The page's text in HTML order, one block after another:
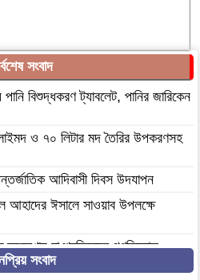
সংবাদ
বিশুদ্ধকরণ ট্যাবলেট, পানির জারিকেন
ও ৭০ লিটার মদ তৈরির উপকরণসহ
আদিবাসী দিবস উদযাপন
আহাদের ঈসালে সাওয়াব উপলক্ষে
বড়লেখায় চা শ্রমিকদের গণবিক্ষোভ
অতিরিক্ত মদপানে অসুস্থ হয়ে যুবকের
সংবাদ